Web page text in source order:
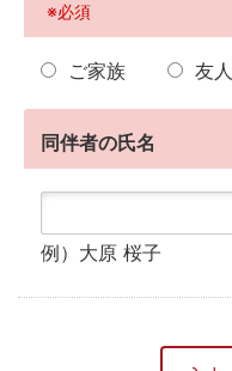
※必須
ご家族 友人
同伴者の氏名
例）大原 桜子